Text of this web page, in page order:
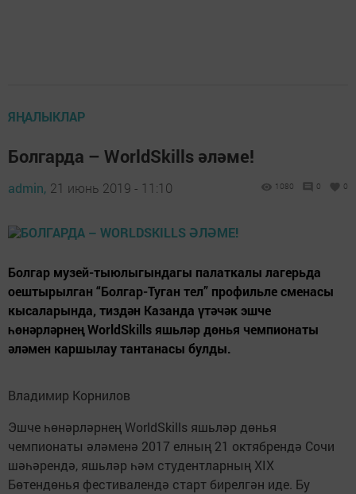
ЯҢАЛЫКЛАР
Болгарда – WorldSkills әләме!
admin, 21 июнь 2019 - 11:10 1080 0 0
Болгар музей-тыюлыгындагы палаткалы лагерьда
оештырылган “Болгар-Туган тел” профильле сменасы
кысаларында, тиздән Казанда үтәчәк эшче
һөнәрләрнең WorldSkills яшьләр дөнья чемпионаты
әләмен каршылау тантанасы булды.
Владимир Корнилов
Эшче һөнәрләрнең WorldSkills яшьләр дөнья
чемпионаты әләменә 2017 елның 21 октябрендә Сочи
шәһәрендә, яшьләр һәм студентларның XIX
Бөтендөнья фестивалендә старт бирелгән иде. Бу